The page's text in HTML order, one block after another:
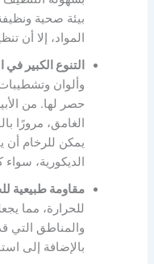
بيئة صحية
المواد، إلا أن
التنوع الكبير في
وألوان
حصر لها. من
الغامق، مرورًا
يمكن للرخام أن
الديكورية،
مقاومة طبيعية
للحرارة، مما
والمناطق التي
بالإضافة إلى